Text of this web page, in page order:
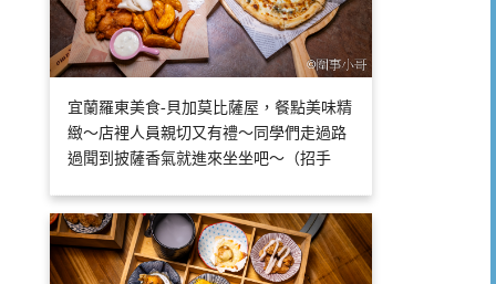
宜蘭羅東美食-貝加莫比薩屋，餐點美味精
緻～店裡人員親切又有禮～同學們走過路
過聞到披薩香氣就進來坐坐吧～（招手